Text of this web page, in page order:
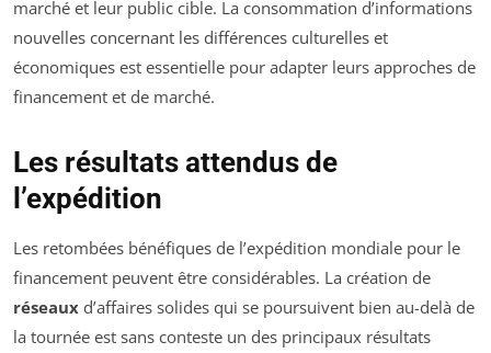
marché et leur public cible. La consommation d’informations
nouvelles concernant les différences culturelles et
économiques est essentielle pour adapter leurs approches de
financement et de marché.
Les résultats attendus de
l’expédition
Les retombées bénéfiques de l’expédition mondiale pour le
financement peuvent être considérables. La création de
réseaux d’affaires solides qui se poursuivent bien au-delà de
la tournée est sans conteste un des principaux résultats